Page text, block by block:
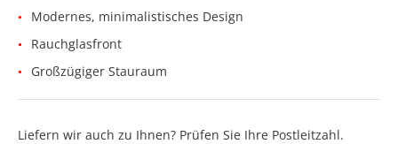
Modernes, minimalistisches Design
Rauchglasfront
Großzügiger Stauraum
Liefern wir auch zu Ihnen? Prüfen Sie Ihre Postleitzahl.